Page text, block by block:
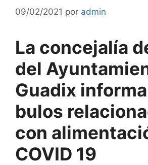
09/02/2021 por admin
La concejalía
del
Guadix
bulos
con
COVID 19